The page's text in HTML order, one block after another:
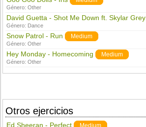
Género:Other
David Guetta - Shot Me Down ft. Skylar Grey
Género: Dance
Snow Patrol - Run Medium
Género:Other
Hey Monday - Homecoming Medium
Género:Other
Otros ejercicios
Ed Sheeran - Perfect Medium